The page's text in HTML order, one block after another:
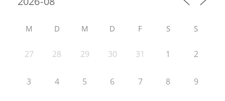
M D M D F S S
27 28 29 30 31 1 2
3 4 5 6 7 8 9